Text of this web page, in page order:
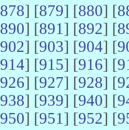
878] [879] [880] [
890] [891] [892] [
902] [903] [904] [
914] [915] [916] [
926] [927] [928] [
938] [939] [940] [
950] [951] [952] [